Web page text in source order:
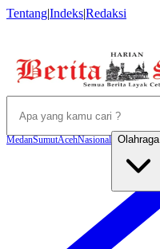
Tentang|Indeks|Redaksi
MedanSumutAcehNasional Olahraga